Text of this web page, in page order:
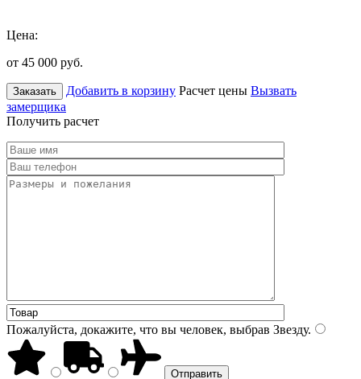
Цена:
от 45 000 руб.
Заказать Добавить в корзину Расчет цены Вызвать
замерщика
Получить расчет
Пожалуйста, докажите, что вы человек, выбрав Звезду.